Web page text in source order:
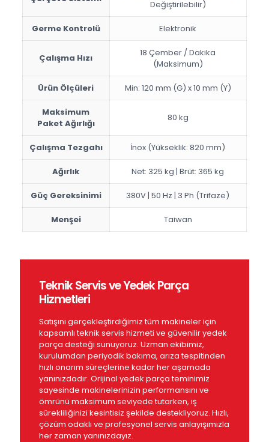
Değiştirilebilir)
Germe Kontrolü Elektronik
Çalışma Hızı
18 Çember / Dakika
(Maksimum)
Ürün Ölçüleri Min: 120 mm (G) x 10 mm (Y)
Maksimum
Paket Ağırlığı
80 kg
Çalışma Tezgahı İnox (Yükseklik: 820 mm)
Ağırlık Net: 325 kg | Brüt: 365 kg
Güç Gereksinimi 380V | 50 Hz | 3 Ph (Trifaze)
Menşei Taiwan
Teknik Servis ve Yedek Parça
Hizmetleri
Satışını gerçekleştirdiğimiz tüm makineler için
kapsamlı teknik servis hizmeti ve güvenilir yedek
parça desteği sunuyoruz. Uzman ekibimiz,
kurulumdan periyodik bakıma, arıza tespitinden
hızlı onarım süreçlerine kadar her aşamada
yanınızdadır. Orijinal yedek parça teminimiz
sayesinde makinelerinizin performansını ve
ömrünü maksimum seviyede tutarken, iş
sürekliliğinizi kesintisiz şekilde destekliyoruz. Hızlı,
çözüm odaklı ve profesyonel servis anlayışımızla
her zaman yanınızdayız.